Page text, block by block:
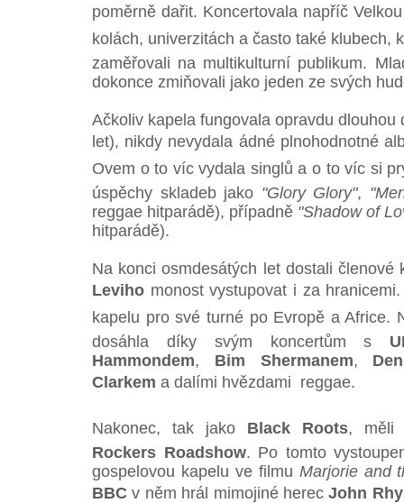
poměrně dařit. Koncertovala napříč
kolách, univerzitách a často také
zaměřovali na multikulturní publikum.
dokonce zmiňovali jako jeden ze svých
Ačkoliv kapela fungovala opravdu
let), nikdy nevydala ádné plnohodnotné
Ovem o to víc vydala singlů a o to víc si
úspěchy skladeb jako "Glory Glory",
reggae hitparádě), případně "Shadow of
hitparádě).
Na konci osmdesátých let dostali
Leviho monost vystupovat i za
kapelu pro své turné po Evropě a Africe.
dosáhla díky svým koncertům s
Hammondem, Bim Shermanem,
Clarkem a dalími hvězdami reggae.
Nakonec, tak jako Black Roots, měli
Rockers Roadshow. Po tomto
gospelovou kapelu ve filmu Marjorie and
BBC v něm hrál mimojiné herecJohn